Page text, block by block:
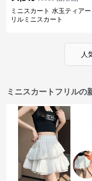
ミニスカート 水玉ティア
リルミニスカート
人
ミニスカートフリルの